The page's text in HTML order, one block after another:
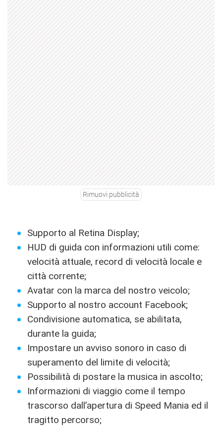
Rimuovi pubblicità
Supporto al Retina Display;
HUD di guida con informazioni utili come:
velocità attuale, record di velocità locale e
città corrente;
Avatar con la marca del nostro veicolo;
Supporto al nostro account Facebook;
Condivisione automatica, se abilitata,
durante la guida;
Impostare un avviso sonoro in caso di
superamento del limite di velocità;
Possibilità di postare la musica in ascolto;
Informazioni di viaggio come il tempo
trascorso dall’apertura di Speed Mania ed il
tragitto percorso;